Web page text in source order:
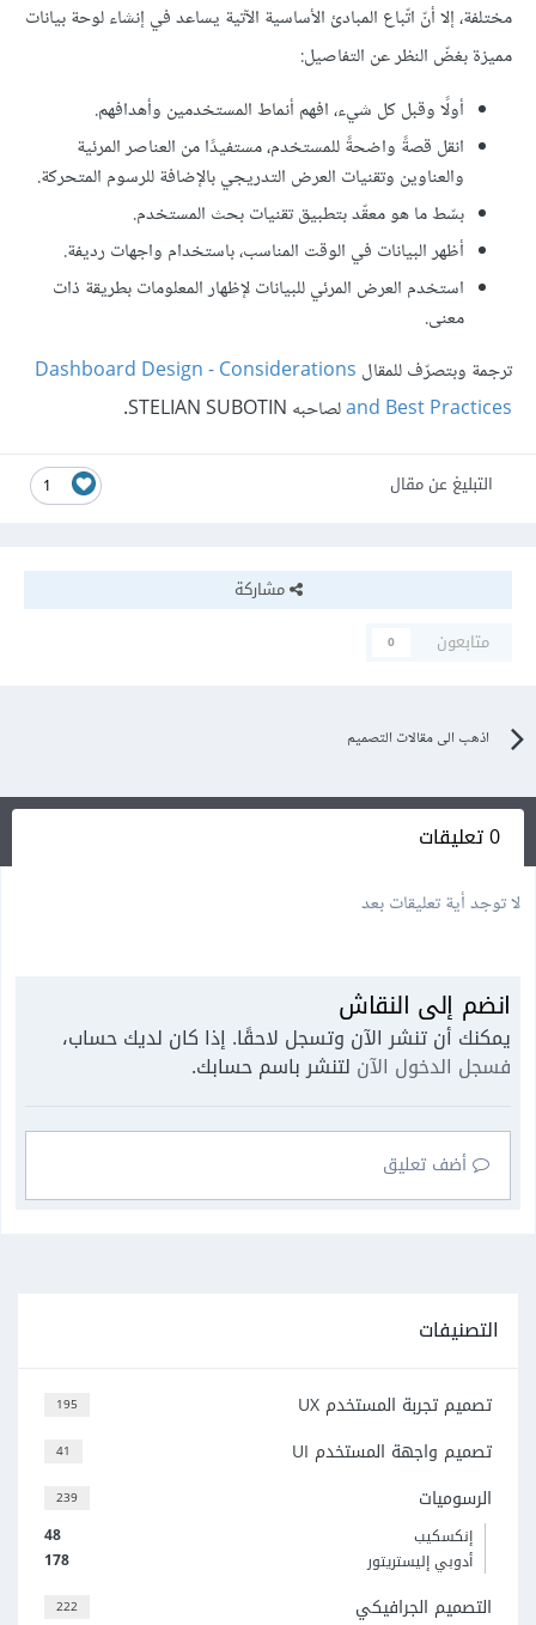
مختلفة، إلا أنّ اتّباع المبادئ الأساسية الآتية يساعد في إنشاء لوحة بيانات
مميزة بغضّ النظر عن التفاصيل:
أولًا وقبل كل شيء، افهم أنماط المستخدمين وأهدافهم.
انقل قصةً واضحةً للمستخدم، مستفيدًا من العناصر المرئية
والعناوين وتقنيات العرض التدريجي بالإضافة للرسوم المتحركة.
بسّط ما هو معقّد بتطبيق تقنيات بحث المستخدم.
أظهر البيانات في الوقت المناسب، باستخدام واجهات رديفة.
استخدم العرض المرئي للبيانات لإظهار المعلومات بطريقة ذات
معنى.
ترجمة وبتصرّف للمقال Dashboard Design - Considerations
and Best Practicesلصاحبه STELIAN SUBOTIN.
1 التبليغ عن مقال
مشاركة
متابعون
0
اذهب الى مقالات التصميم
0 تعليقات
لا توجد أية تعليقات بعد
انضم إلى النقاش
يمكنك أن تنشر الآن وتسجل لاحقًا. إذا كان لديك حساب،
فسجل الدخول الآن لتنشر باسم حسابك.
أضف تعليق
التصنيفات
195 تصميم تجربة المستخدم UX
41 تصميم واجهة المستخدم UI
239 الرسوميات
48
إنكسكيب
178
أدوبي إليستريتور
222 التصميم الجرافيكي